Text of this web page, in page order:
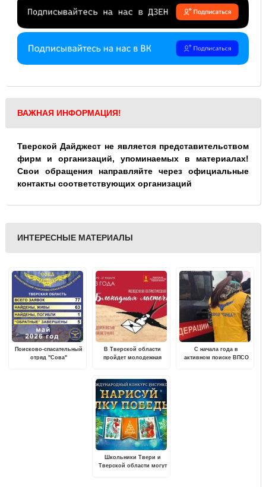
ВАЖНАЯ ИНФОРМАЦИЯ!
Тверской Дайджест не является представительством
фирм и организаций, упоминаемых в материалах!
Свои обращения направляйте через официальные
контакты соответствующих организаций
ИНТЕРЕСНЫЕ МАТЕРИАЛЫ
Поисково-спасательный
отряд "Сова"
В Тверской области
пройдет молодежная
С начала года в
активном поиске ВПСО
Школьники Твери и
Тверской области могут